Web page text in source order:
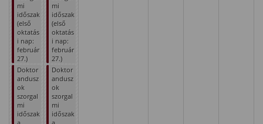
mi
időszak
(első
oktatás
i nap:
február
27.)
Doktor
andusz
ok
szorgal
mi
időszak
mi
időszak
(első
oktatás
i nap:
február
27.)
Doktor
andusz
ok
szorgal
mi
időszak